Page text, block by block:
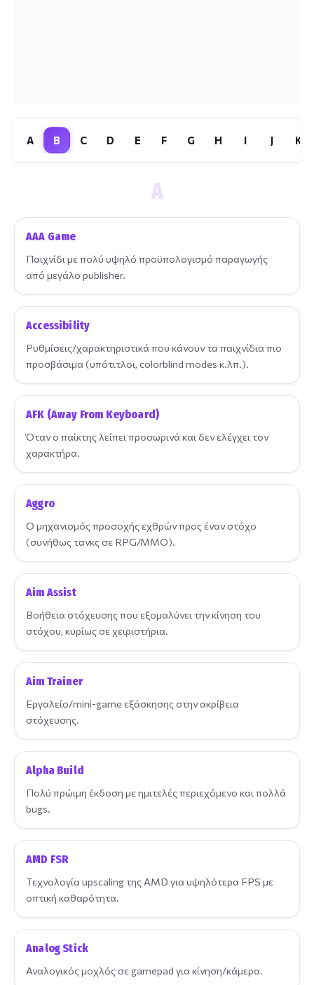
A B C D E F G H I J K
A
AAA Game
Παιχνίδι με πολύ υψηλό προϋπολογισμό παραγωγής
από μεγάλο publisher.
Accessibility
Ρυθμίσεις/χαρακτηριστικά που κάνουν τα παιχνίδια πιο
προσβάσιμα (υπότιτλοι, colorblind modes κ.λπ.).
AFK (Away From Keyboard)
Όταν ο παίκτης λείπει προσωρινά και δεν ελέγχει τον
χαρακτήρα.
Aggro
Ο μηχανισμός προσοχής εχθρών προς έναν στόχο
(συνήθως τανκς σε RPG/MMO).
Aim Assist
Βοήθεια στόχευσης που εξομαλύνει την κίνηση του
στόχου, κυρίως σε χειριστήρια.
Aim Trainer
Εργαλείο/mini-game εξάσκησης στην ακρίβεια
στόχευσης.
Alpha Build
Πολύ πρώιμη έκδοση με ημιτελές περιεχόμενο και πολλά
bugs.
AMD FSR
Τεχνολογία upscaling της AMD για υψηλότερα FPS με
οπτική καθαρότητα.
Analog Stick
Αναλογικός μοχλός σε gamepad για κίνηση/κάμερα.